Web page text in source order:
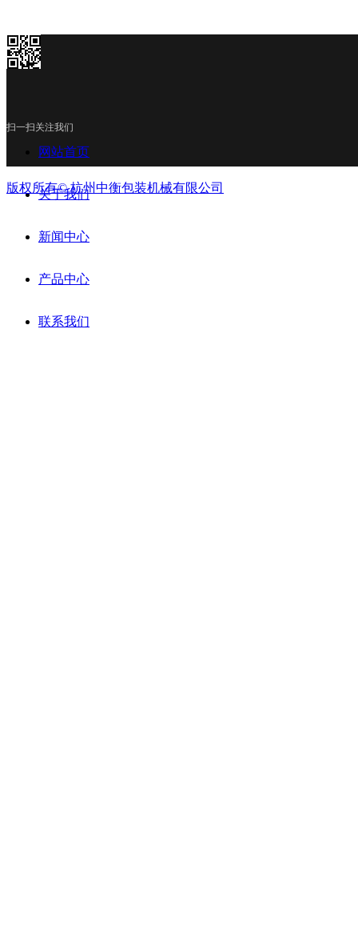
扫一扫关注我们
网站首页
关于我们
新闻中心
产品中心
联系我们
版权所有© 杭州中衡包装机械有限公司